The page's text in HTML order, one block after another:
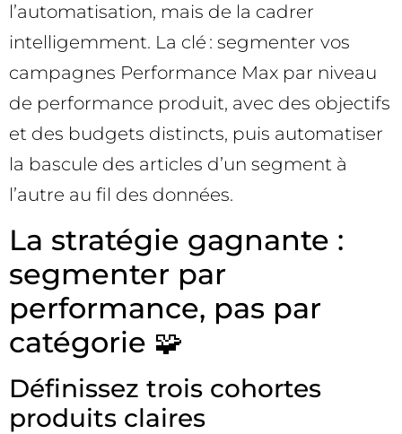
l’automatisation, mais de la cadrer
intelligemment. La clé : segmenter vos
campagnes Performance Max par niveau
de performance produit, avec des objectifs
et des budgets distincts, puis automatiser
la bascule des articles d’un segment à
l’autre au fil des données.
La stratégie gagnante :
segmenter par
performance, pas par
catégorie 🧩
Définissez trois cohortes
produits claires